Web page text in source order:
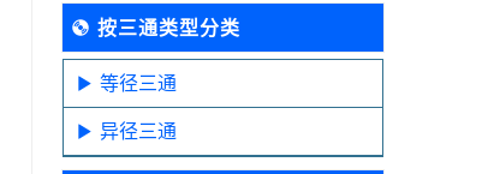
按三通类型分类
等径三通
异径三通